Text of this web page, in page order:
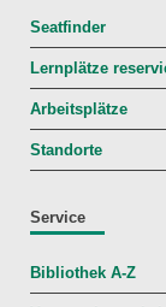
Seatfinder
Lernplätze
Arbeitsplätze
Standorte
Service
Bibliothek A-Z